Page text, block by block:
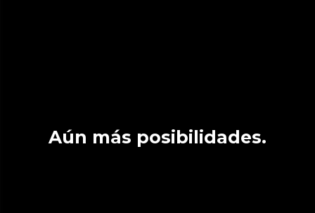
Aún más posibilidades.